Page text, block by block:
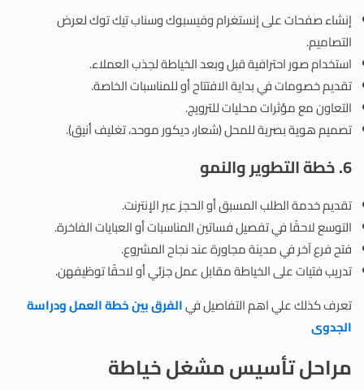
إنشاء صفحات على إنستغرام وفيسبوك وسناب تيك توك لعرض
التصاميم.
استخدام صور احترافية قبل وبعد الخياطة لجذب العملاء.
تقديم خصومات في بداية الافتتاح أو للمناسبات الخاصة.
التعاون مع مؤثرات محليات للترويج.
تصميم هوية بصرية للمحل (شعار، ديكور موحد، تغليف أنيق).
6. خطة التطوير والنمو
تقديم خدمة الطلب المسبق أو الحجز عبر الإنترنت.
التوسع لاحقًا في تفصيل فساتين المناسبات أو العبايات الفاخرة.
فتح فرع آخر في مدينة مجاورة عند نجاح المشروع.
تدريب فتيات على الخياطة مقابل عمل جزئي أو لاحقًا توظيفهن.
تعرف كذلك علي اهم التفاصيل فيالفرق بين خطة العمل ودراسة
الجدوى
مراحل تأسيس مشغل خياطة